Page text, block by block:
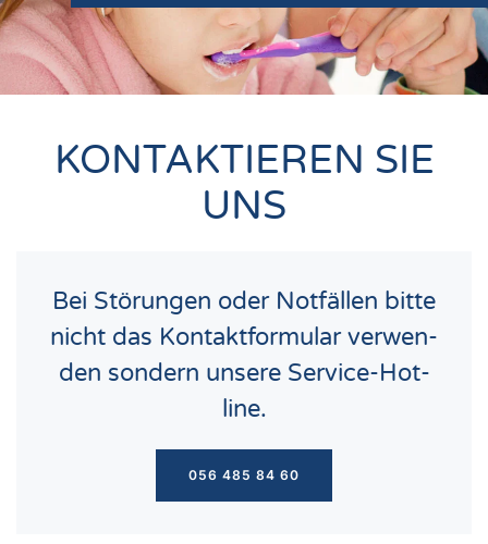
KONTAKTIEREN SIE
UNS
Bei Stö­run­gen oder Not­fäl­len bit­te
nicht das Kon­takt­for­mu­lar ver­wen­
den son­dern unse­re Ser­vice-Hot­
line.
056 485 84 60